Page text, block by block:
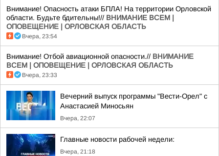
Внимание! Опасность атаки БПЛА! На территории Орловской
области. Будьте бдительны!// ВНИМАНИЕ ВСЕМ |
ОПОВЕЩЕНИЕ | ОРЛОВСКАЯ ОБЛАСТЬ
Вчера, 23:54
Внимание! Отбой авиационной опасности.// ВНИМАНИЕ
ВСЕМ | ОПОВЕЩЕНИЕ | ОРЛОВСКАЯ ОБЛАСТЬ
Вчера, 23:33
Вечерний выпуск программы "Вести-Орел" с
Анастасией Миносьян
Вчера, 22:07
Главные новости рабочей недели:
Вчера, 21:18